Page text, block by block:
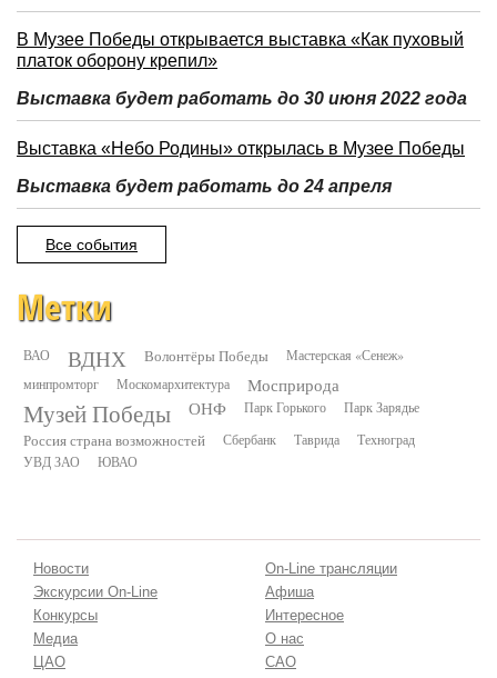
В Музее Победы открывается выставка «Как пуховый
платок оборону крепил»
Выставка будет работать до 30 июня 2022 года
Выставка «Небо Родины» открылась в Музее Победы
Выставка будет работать до 24 апреля
Все события
Метки
ВАО ВДНХ Волонтёры Победы
Мастерская «Сенеж»
минпромторг
Москомархитектура Мосприрода
Музей Победы ОНФ Парк Горького Парк Зарядье
Россия страна возможностей Сбербанк Таврида
Техноград
УВД ЗАО
ЮВАО
Новости
On-Line трансляции
Экскурсии On-Line
Афиша
Конкурсы
Интересное
Медиа
О нас
ЦАО
САО